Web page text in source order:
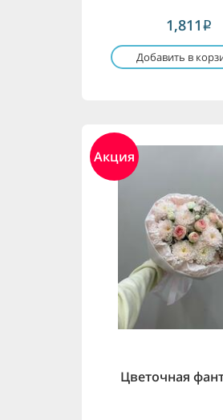
1,811 i
Добавить в
Акция
Цветочная